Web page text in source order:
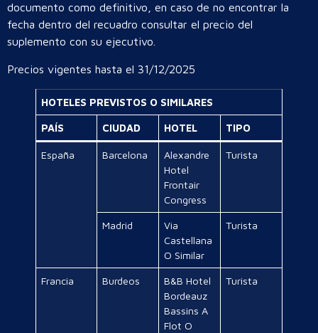
documento como definitivo, en caso de no encontrar la
fecha dentro del recuadro consultar el precio del
suplemento con su ejecutivo.
Precios vigentes hasta el 31/12/2025
HOTELES PREVISTOS O SIMILARES
PAÍS CIUDAD HOTEL TIPO
España Barcelona
Alexandre
Hotel
Frontair
Congress
Turista
Madrid
Via
Castellana
O Similar
Turista
Francia Burdeos
B&B Hotel
Bordeauz
Bassins A
Flot O
Turista